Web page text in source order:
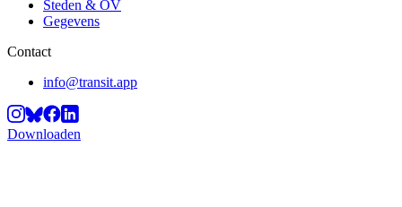
Steden & OV
Gegevens
Contact
info@transit.app
Downloaden